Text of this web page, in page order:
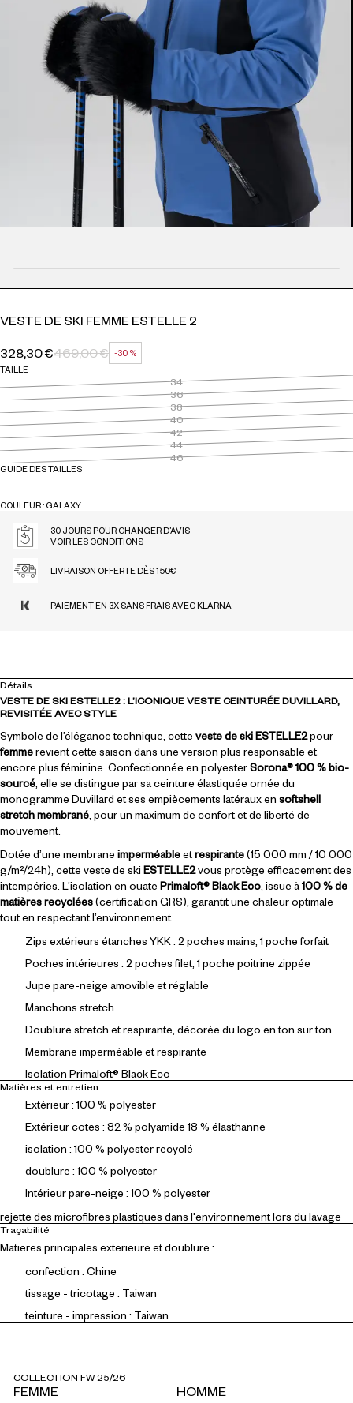
VESTE DE SKI FEMME ESTELLE 2
PRIX HABITUEL
469,00 €
PRIX SOLDÉ
328,30 €
RÉDUCTION
-30 %
TAILLE
34
36
38
40
42
44
46
GUIDE DES TAILLES
COULEUR : GALAXY
30 JOURS POUR CHANGER D’AVIS
VOIR LES CONDITIONS
LIVRAISON OFFERTE DÈS 150€
PAIEMENT EN 3X SANS FRAIS AVEC KLARNA
Détails
VESTE DE SKI ESTELLE2 : L’ICONIQUE VESTE CEINTURÉE DUVILLARD,
REVISITÉE AVEC STYLE
Symbole de l’élégance technique, cette veste de ski ESTELLE2pour
femmerevient cette saison dans une version plus responsable et
encore plus féminine. Confectionnée en polyesterSorona® 100 % bio-
sourcé , elle se distingue par sa ceinture élastiquée ornée du
monogramme Duvillard et ses empiècements latéraux en softshell
stretch membrané , pour un maximum de confort et de liberté de
mouvement.
Dotée d’une membrane imperméableetrespirante(15 000 mm / 10 000
g/m²/24h), cette veste de ski ESTELLE2vous protège efficacement des
intempéries. L’isolation en ouate Primaloft® Black Eco , issue à 100 % de
matières recyclées(certification GRS), garantit une chaleur optimale
tout en respectant l’environnement.
Zips extérieurs étanches YKK : 2 poches mains, 1 poche forfait
Poches intérieures : 2 poches filet, 1 poche poitrine zippée
Jupe pare-neige amovible et réglable
Manchons stretch
Doublure stretch et respirante, décorée du logo en ton sur ton
Membrane imperméable et respirante
Isolation Primaloft® Black Eco
Matières et entretien
Extérieur : 100 % polyester
Extérieur cotes : 82 % polyamide 18 % élasthanne
isolation : 100 % polyester recyclé
doublure : 100 % polyester
Intérieur pare-neige : 100 % polyester
rejette des microfibres plastiques dans l'environnement lors du lavage
Traçabilité
Matieres principales exterieure et doublure :
confection : Chine
tissage - tricotage : Taiwan
teinture - impression : Taiwan
COLLECTION FW 25/26
FEMME HOMME